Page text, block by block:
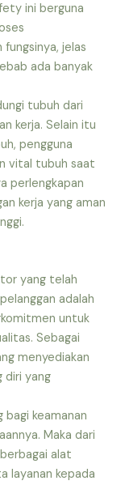
ini berguna
jelas
ada banyak
tubuh dari
kerja. Selain itu
pengguna
vital tubuh saat
perlengkapan
kerja yang aman
yang telah
adalah
untuk
Sebagai
menyediakan
diri yang
keamanan
Maka dari
alat
layanan kepada